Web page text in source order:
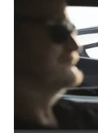
#SUPERCAR
#VINTAGE